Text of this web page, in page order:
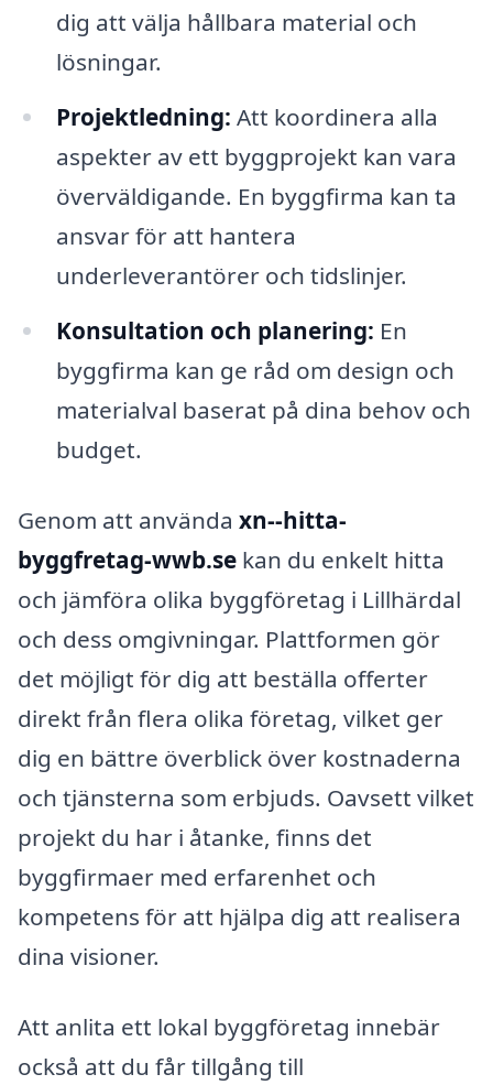
dig att välja hållbara material och
lösningar.
Projektledning: Att koordinera alla
aspekter av ett byggprojekt kan vara
överväldigande. En byggfirma kan ta
ansvar för att hantera
underleverantörer och tidslinjer.
Konsultation och planering: En
byggfirma kan ge råd om design och
materialval baserat på dina behov och
budget.
Genom att använda xn--hitta-
byggfretag-wwb.se kan du enkelt hitta
och jämföra olika byggföretag i Lillhärdal
och dess omgivningar. Plattformen gör
det möjligt för dig att beställa offerter
direkt från flera olika företag, vilket ger
dig en bättre överblick över kostnaderna
och tjänsterna som erbjuds. Oavsett vilket
projekt du har i åtanke, finns det
byggfirmaer med erfarenhet och
kompetens för att hjälpa dig att realisera
dina visioner.
Att anlita ett lokal byggföretag innebär
också att du får tillgång till